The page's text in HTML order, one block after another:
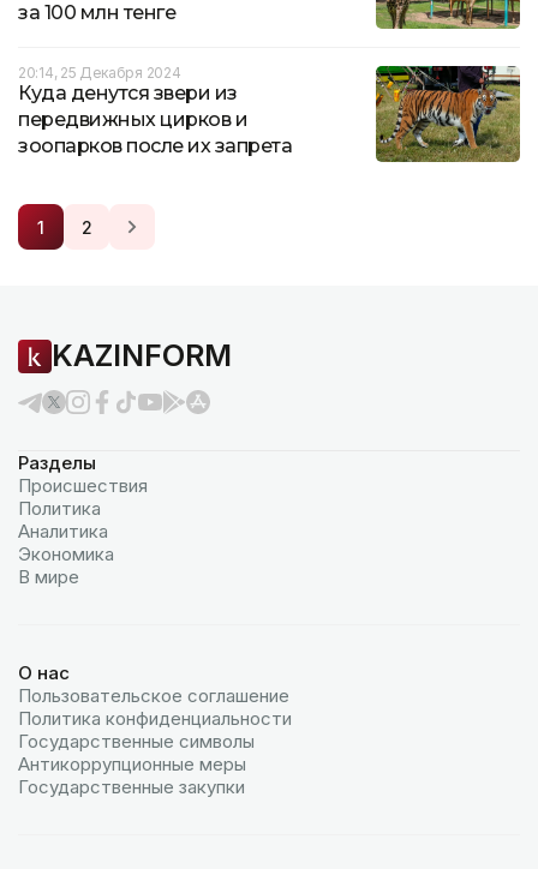
за 100 млн тенге
20:14, 25 Декабря 2024
Куда денутся звери из
передвижных цирков и
зоопарков после их запрета
1 2
KAZINFORM
Разделы
Происшествия
Политика
Аналитика
Экономика
В мире
О нас
Пользовательское соглашение
Политика конфиденциальности
Государственные символы
Антикоррупционные меры
Государственные закупки